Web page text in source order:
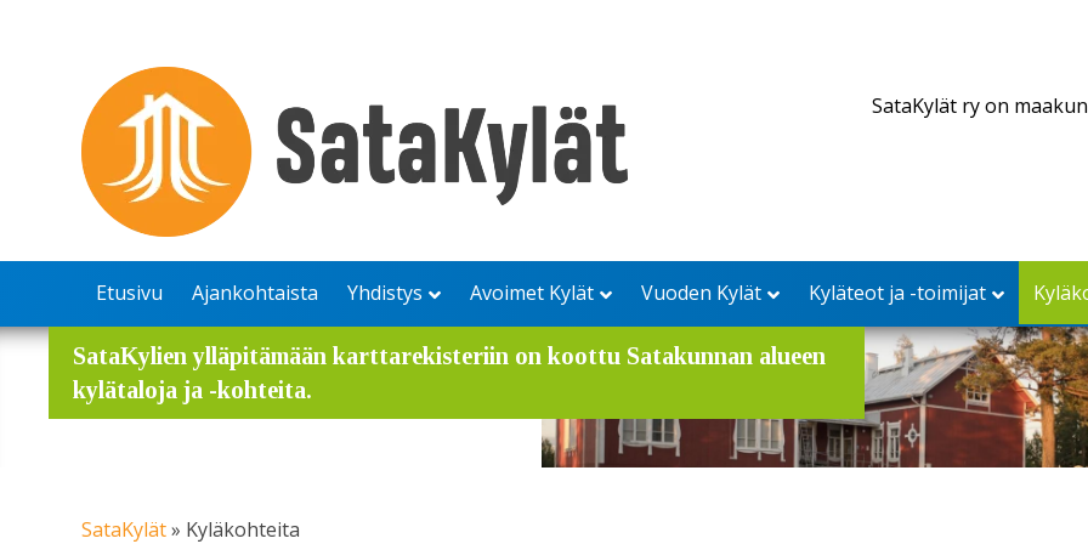
SataKylät ry on
Etusivu Ajankohtaista Yhdistys Avoimet Kylät Vuoden Kylät Kyläteot ja -toimijat
SataKylien ylläpitämään karttarekisteriin on koottu Satakunnan alueen
kylätaloja ja -kohteita.
SataKylät» Kyläkohteita